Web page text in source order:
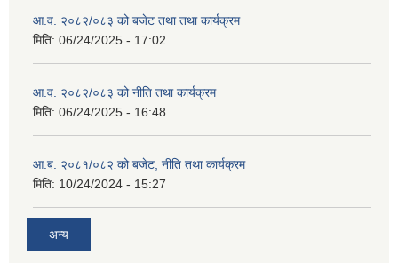
आ.व. २०८२/०८३ को बजेट तथा तथा कार्यक्रम
मिति: 06/24/2025 - 17:02
आ.व. २०८२/०८३ को नीति तथा कार्यक्रम
मिति: 06/24/2025 - 16:48
आ.ब. २०८१/०८२ को बजेट, नीति तथा कार्यक्रम
मिति: 10/24/2024 - 15:27
अन्य